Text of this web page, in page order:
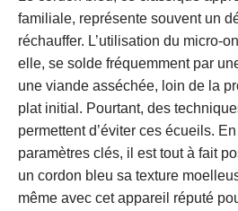
familiale, représente souvent un
réchauffer. L’utilisation du micro-
elle, se solde fréquemment par
une viande asséchée, loin de la
plat initial. Pourtant, des
permettent d’éviter ces écueils.
paramètres clés, il est tout à fait
un cordon bleu sa texture
même avec cet appareil réputé